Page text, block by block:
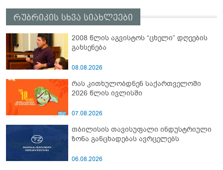
რუბრიკის სხვა სიახლეები
2008 წლის აგვისტოს “ცხელი” დღეების
გახსენება
08.08.2026
რას კითხულობდნენ საქართველოში
2026 წლის ივლისში
07.08.2026
თბილისის თავისუფალი ინდუსტრიული
ზონა განცხადებას ავრცელებს
06.08.2026